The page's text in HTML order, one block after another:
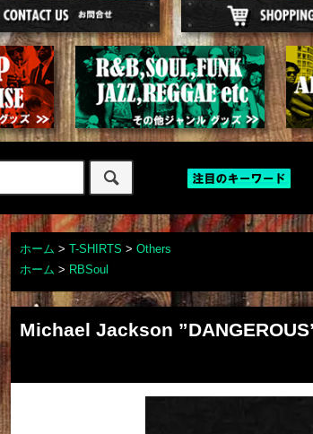
ホーム > T-SHIRTS > Others
ホーム > RBSoul
Michael Jackson